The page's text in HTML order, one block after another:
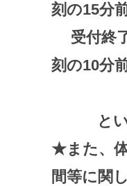
刻の15分
受付終
刻の10分
といた
★また、
間等に関